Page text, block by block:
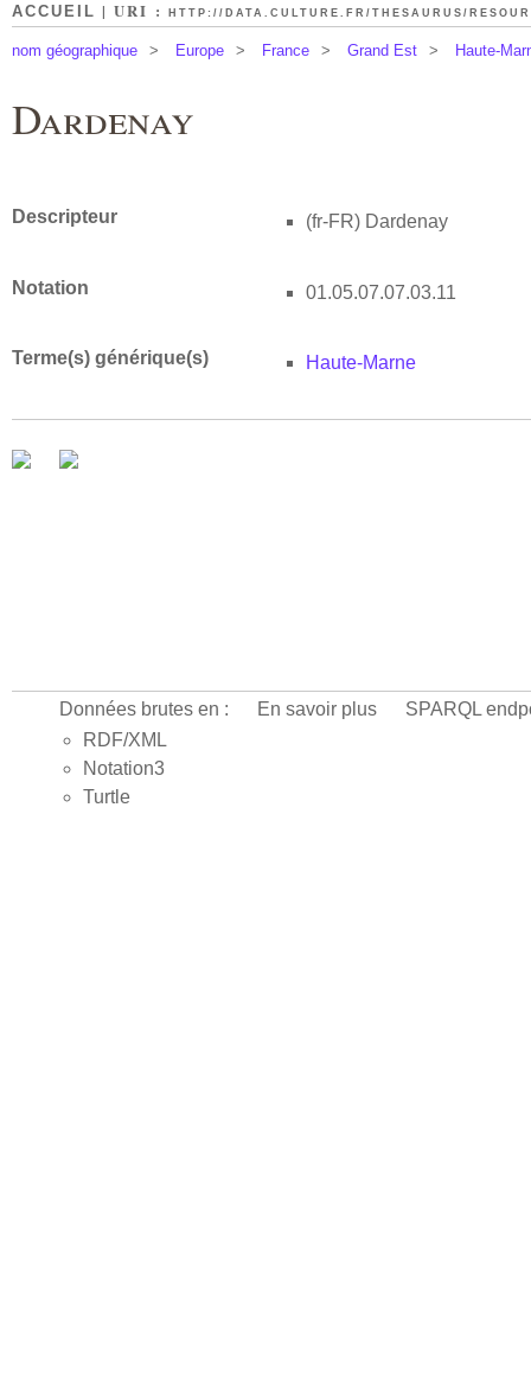
ACCUEIL | URI : HTTP://DATA.CULTURE.FR/THESAURUS/
nom géographique > Europe > France > Grand Est > Haute-
Dardenay
Descripteur (fr-FR) Dardenay
Notation 01.05.07.07.03.11
Terme(s) générique(s) Haute-Marne
Données brutes en :
RDF/XML
Notation3
Turtle
En savoir plus SPARQL